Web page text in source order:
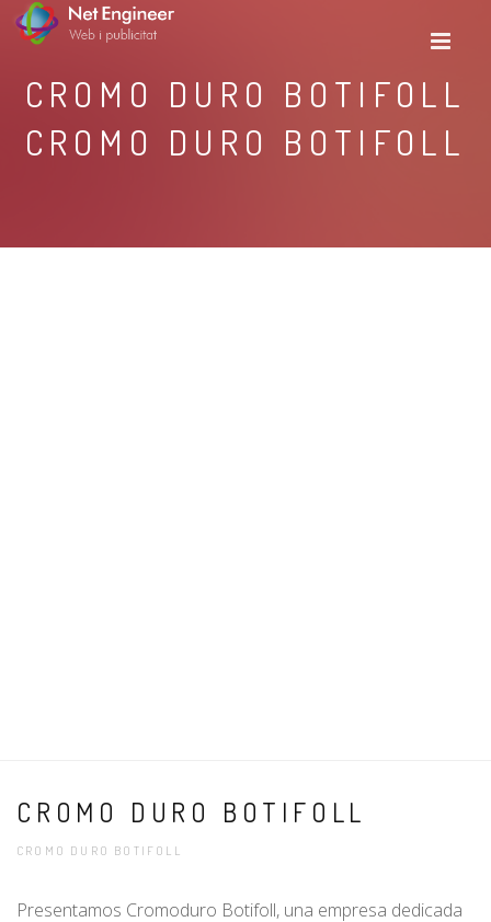
CROMO DURO BOTIFOLL
CROMO DURO BOTIFOLL
CROMO DURO BOTIFOLL
CROMO DURO BOTIFOLL
Presentamos Cromoduro Botifoll, una empresa dedicada